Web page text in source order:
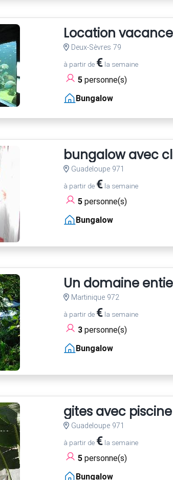
Location
Deux-Sèvres 79
à partir de €la semaine
5personne(s)
Bungalow
bungalow avec
Guadeloupe 971
à partir de €la semaine
5personne(s)
Bungalow
Un domaine
Martinique 972
à partir de €la semaine
3personne(s)
Bungalow
gites avec
Guadeloupe 971
à partir de €la semaine
5personne(s)
Bungalow